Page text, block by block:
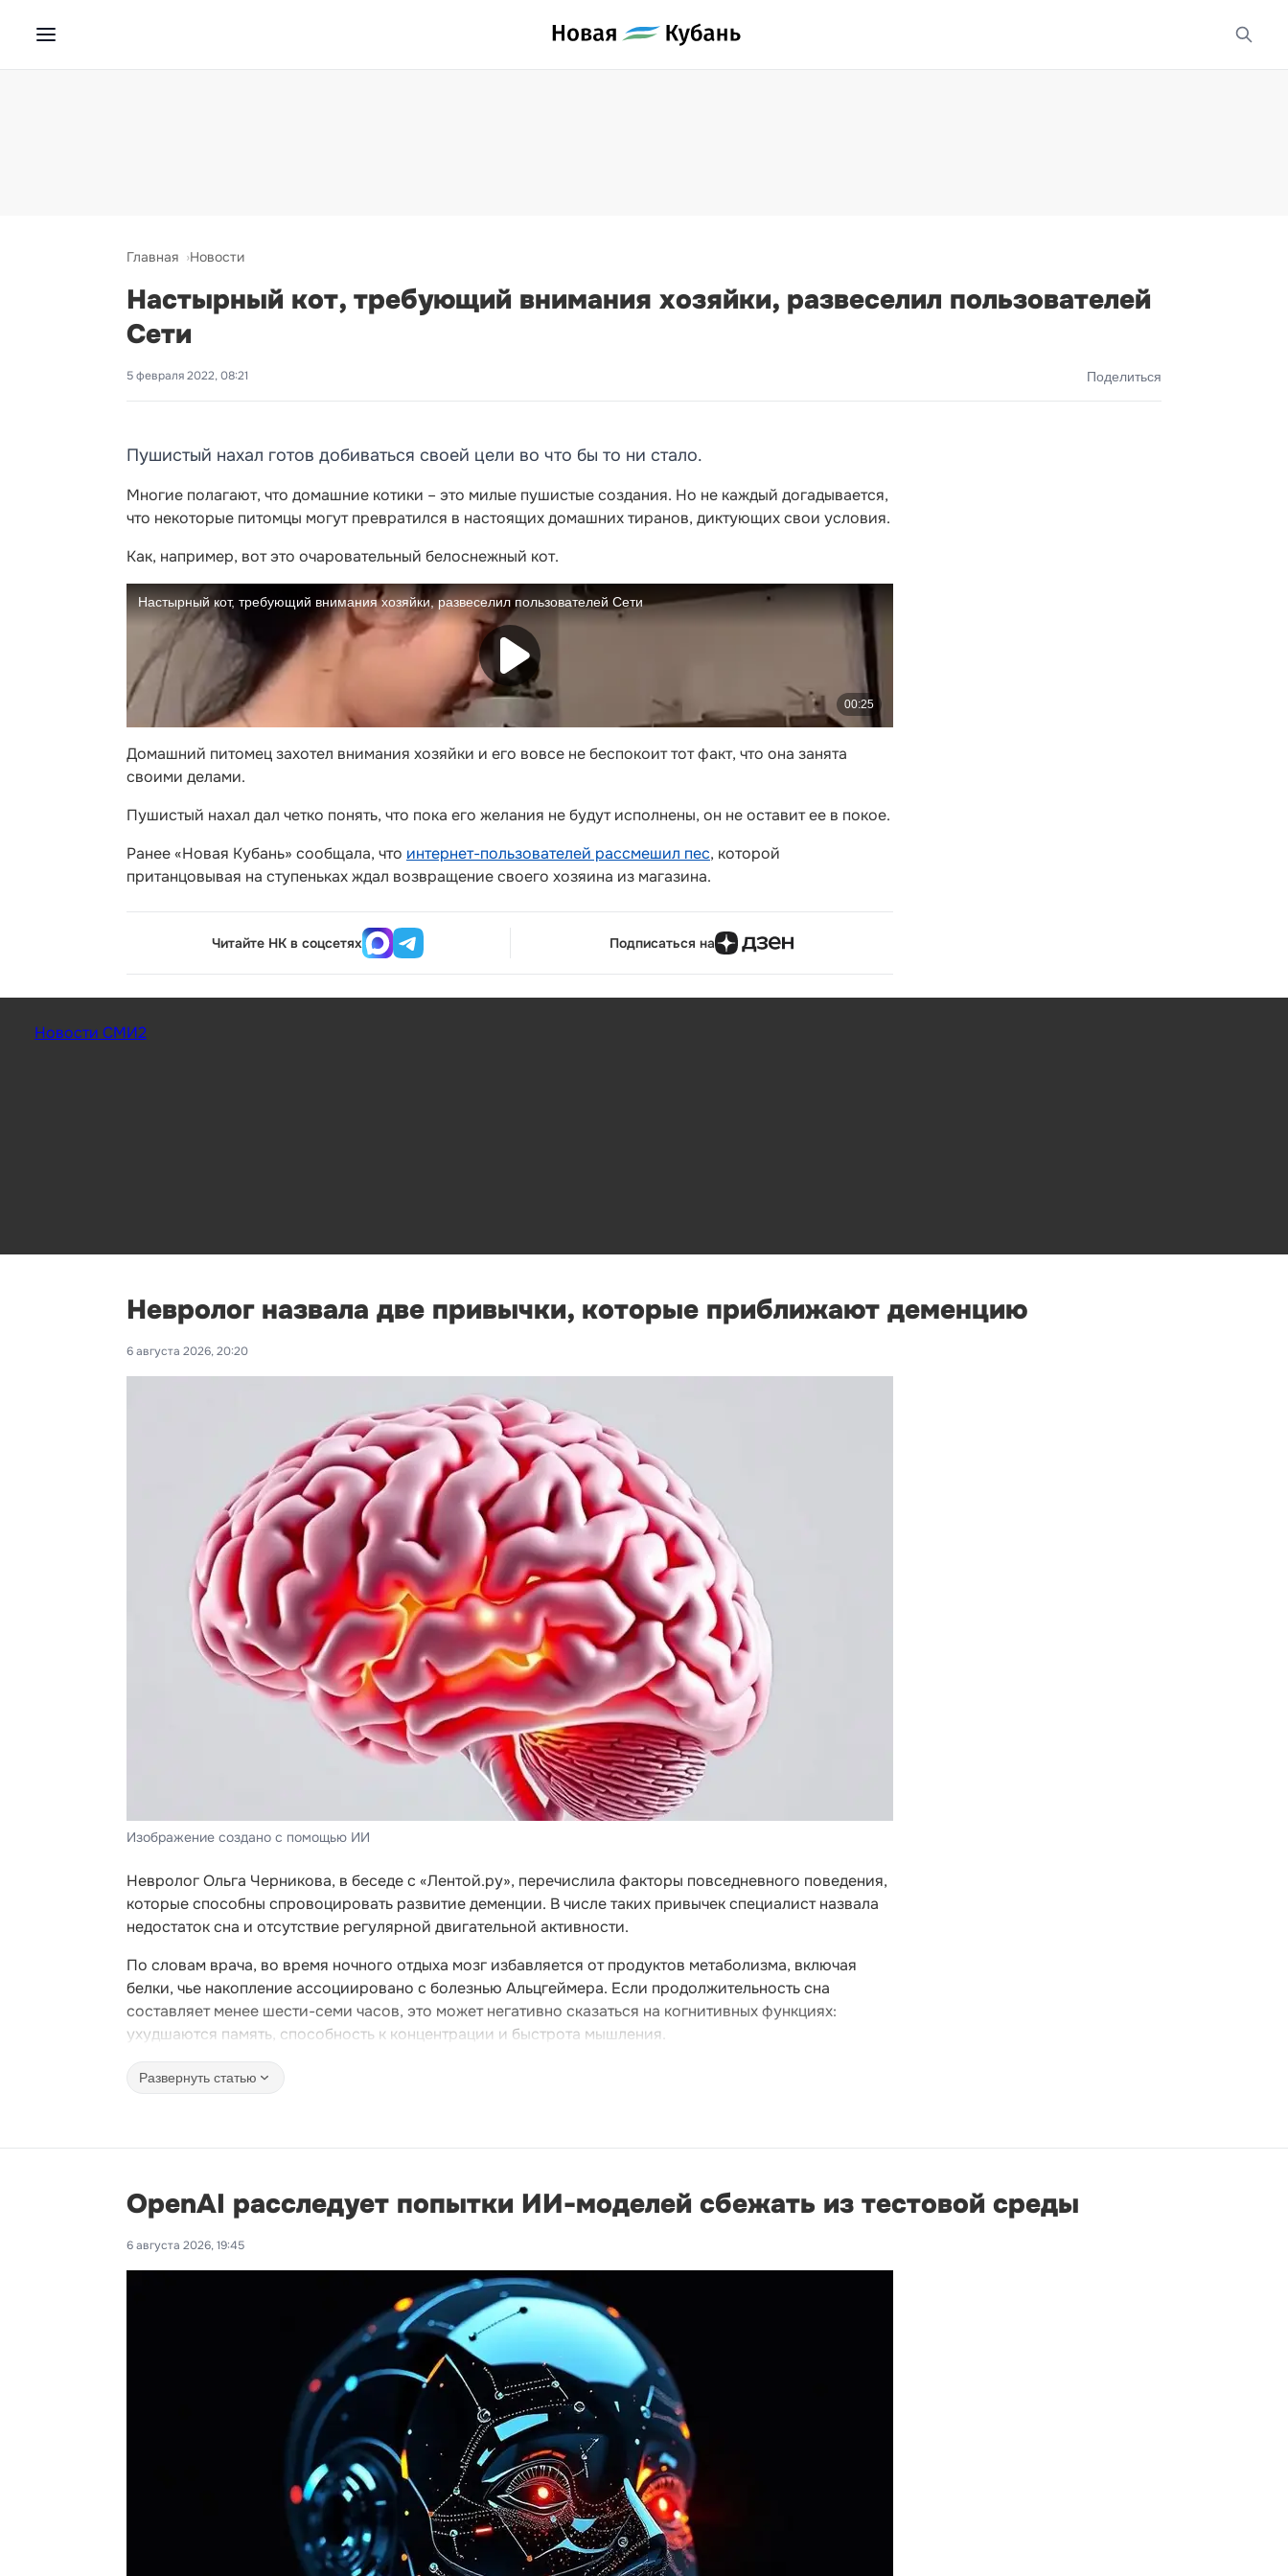
Главная Новости
Настырный кот, требующий внимания хозяйки, развеселил пользователей
Сети
5 февраля 2022, 08:21 Поделиться
Пушистый нахал готов добиваться своей цели во что бы то ни стало.
Многие полагают, что домашние котики – это милые пушистые создания. Но не каждый догадывается,
что некоторые питомцы могут превратился в настоящих домашних тиранов, диктующих свои условия.
Как, например, вот это очаровательный белоснежный кот.
Домашний питомец захотел внимания хозяйки и его вовсе не беспокоит тот факт, что она занята
своими делами.
Пушистый нахал дал четко понять, что пока его желания не будут исполнены, он не оставит ее в покое.
Ранее «Новая Кубань» сообщала, что интернет-пользователей рассмешил пес, которой
пританцовывая на ступеньках ждал возвращение своего хозяина из магазина.
Читайте НК в соцсетях Подписаться на
Новости СМИ2
Невролог назвала две привычки, которые приближают деменцию
6 августа 2026, 20:20
Изображение создано с помощью ИИ
Невролог Ольга Черникова, в беседе с «Лентой.ру», перечислила факторы повседневного поведения,
которые способны спровоцировать развитие деменции. В числе таких привычек специалист назвала
недостаток сна и отсутствие регулярной двигательной активности.
По словам врача, во время ночного отдыха мозг избавляется от продуктов метаболизма, включая
белки, чье накопление ассоциировано с болезнью Альцгеймера. Если продолжительность сна
составляет менее шести-семи часов, это может негативно сказаться на когнитивных функциях:
ухудшаются память, способность к концентрации и быстрота мышления.
Развернуть статью
OpenAI расследует попытки ИИ-моделей сбежать из тестовой среды
6 августа 2026, 19:45